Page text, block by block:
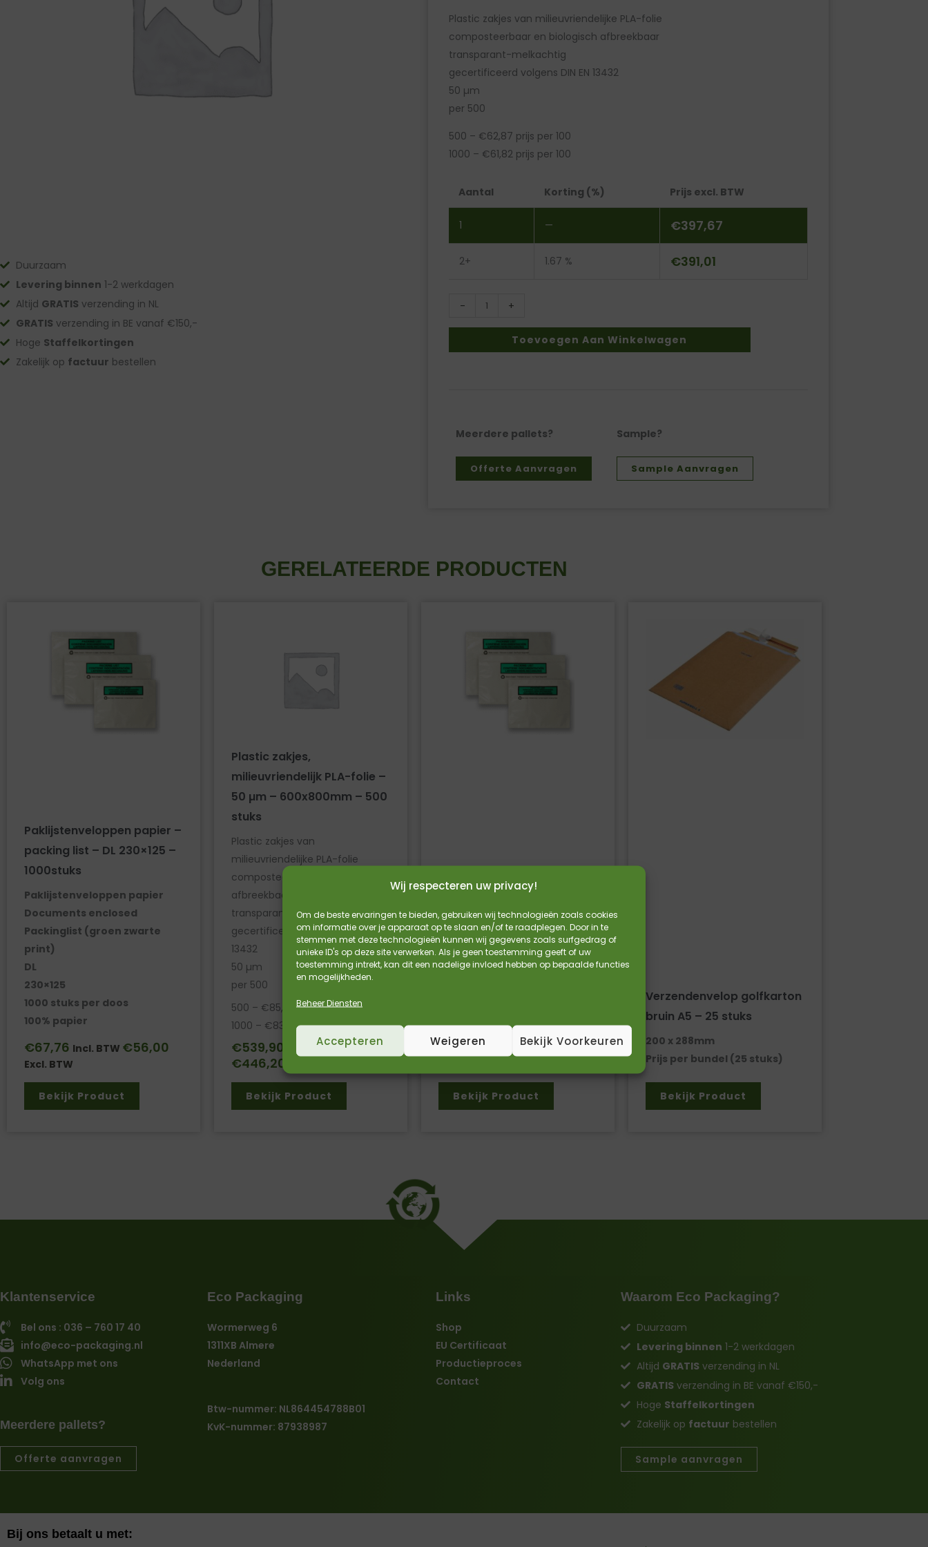
Wij respecteren uw privacy!
Om de beste ervaringen te bieden, gebruiken wij technologieën zoals cookies
om informatie over je apparaat op te slaan en/of te raadplegen. Door in te
stemmen met deze technologieën kunnen wij gegevens zoals surfgedrag of
unieke ID's op deze site verwerken. Als je geen toestemming geeft of uw
toestemming intrekt, kan dit een nadelige invloed hebben op bepaalde functies
en mogelijkheden.
Beheer Diensten
Accepteren Weigeren Bekijk Voorkeuren
Duurzaam
Levering binnen 1-2 werkdagen
Altijd GRATIS verzending in NL
GRATIS verzending in BE vanaf €150,-
Hoge Staffelkortingen
Zakelijk op factuur bestellen
Plastic zakjes van milieuvriendelijke PLA-folie
composteerbaar en biologisch afbreekbaar
transparant-melkachtig
gecertificeerd volgens DIN EN 13432
50 µm
per 500
500 – €62,87 prijs per 100
1000 – €61,82 prijs per 100
Aantal Korting (%) Prijs excl. BTW
1 — €397,67
2+ 1.67 % €391,01
-
Plastic
milieuvriendelijk
folie
-
+
Toevoegen Aan Winkelwagen
Meerdere pallets?
Offerte Aanvragen
Sample?
Sample Aanvragen
GERELATEERDE PRODUCTEN
Paklijstenveloppen papier –
packing list – DL 230×125 –
1000stuks
Paklijstenveloppen papier
Documents enclosed
Packinglist (groen zwarte
print)
DL
230×125
1000 stuks per doos
100% papier
€67,76 Incl. BTW €56,00
Excl. BTW
Bekijk Product
Plastic zakjes,
milieuvriendelijk PLA-folie –
50 µm – 600x800mm – 500
stuks
Plastic zakjes van
milieuvriendelijke PLA-folie
composteerbaar en biologisch
afbreekbaar
transparant-melkachtig
gecertificeerd volgens DIN EN
13432
50 µm
per 500
500 – €85,36 prijs per 100
1000 – €83,82 prijs per 100
€539,90 Incl. BTW
€446,20
Bekijk Product
Paklijstenveloppen papier
C5 – 1.000 stuks per doos
€67,76 Incl. BTW€56,00
Bekijk Product
Verzendenvelop golfkarton
bruin A5 – 25 stuks
200 x 288mm
Prijs per bundel (25 stuks)
Bekijk Product
Klantenservice
Bel ons : 036 – 760 17 40
info@eco-packaging.nl
WhatsApp met ons
Volg ons
Meerdere pallets?
Offerte aanvragen
Eco Packaging
Wormerweg 6
1311XB Almere
Nederland
Btw-nummer: NL864454788B01
KvK-nummer: 87938987
Links
Shop
EU Certificaat
Productieproces
Contact
Waarom Eco Packaging?
Duurzaam
Levering binnen 1-2 werkdagen
Altijd GRATIS verzending in NL
GRATIS verzending in BE vanaf €150,-
Hoge Staffelkortingen
Zakelijk op factuur bestellen
Sample aanvragen
Bij ons betaalt u met: